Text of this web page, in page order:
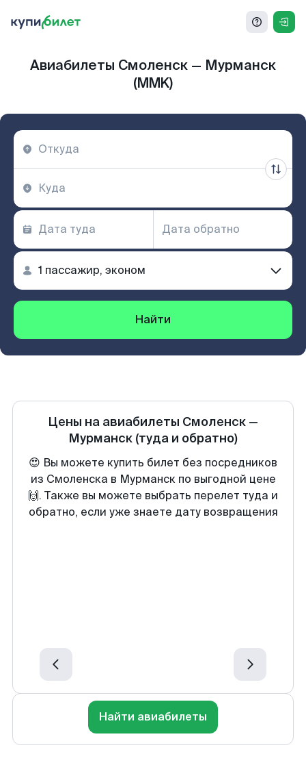
Авиабилеты Смоленск — Мурманск
(MMK)
Найти
Цены на авиабилеты Смоленск —
Мурманск (туда и обратно)
😍 Вы можете купить билет без посредников
из Смоленска в Мурманск по выгодной цене
🙌. Также вы можете выбрать перелет туда и
обратно, если уже знаете дату возвращения
Найти авиабилеты